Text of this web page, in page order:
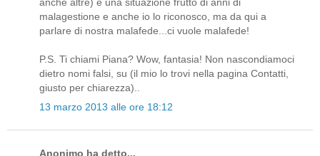
anche altre) è una situazione frutto di anni di
malagestione e anche io lo riconosco, ma da qui a
parlare di nostra malafede...ci vuole malafede!
P.S. Ti chiami Piana? Wow, fantasia! Non nascondiamoci
dietro nomi falsi, su (il mio lo trovi nella pagina Contatti,
giusto per chiarezza)..
13 marzo 2013 alle ore 18:12
Anonimo ha detto...